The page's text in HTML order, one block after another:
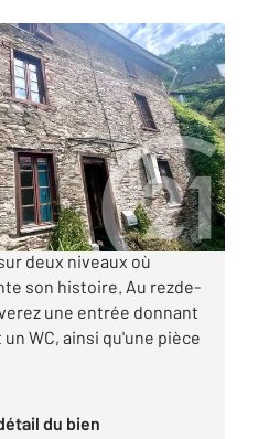
cette maison de
deux niveaux où
son histoire. Au rezde-
une entrée donnant
WC, ainsi qu'une pièce
du bien